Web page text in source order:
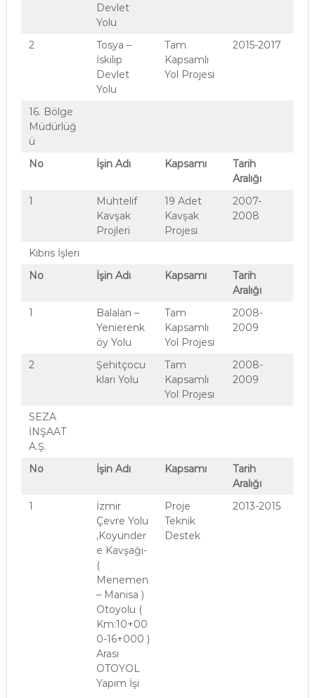
Devlet
Yolu
2
Tosya –
İskilip
Devlet
Yolu
Tam
Kapsamlı
Yol Projesi
2015-2017
16. Bölge
Müdürlüğ
ü
No
İşin Adı Kapsamı
Tarih
Aralığı
1
Muhtelif
Kavşak
Projleri
19 Adet
Kavşak
Projesi
2007-
2008
Kıbrıs İşleri
No
İşin Adı Kapsamı
Tarih
Aralığı
1
Balalan –
Yenierenk
öy Yolu
Tam
Kapsamlı
Yol Projesi
2008-
2009
2
Şehitçocu
kları Yolu
Tam
Kapsamlı
Yol Projesi
2008-
2009
SEZA
İNŞAAT
A.Ş.
No
İşin Adı Kapsamı
Tarih
Aralığı
1
İzmir
Çevre Yolu
,Koyunder
e Kavşağı-
(
Menemen
– Manisa )
Otoyolu (
Km:10+00
0-16+000 )
Arası
OTOYOL
Yapım İşi
Proje
Teknik
Destek
2013-2015